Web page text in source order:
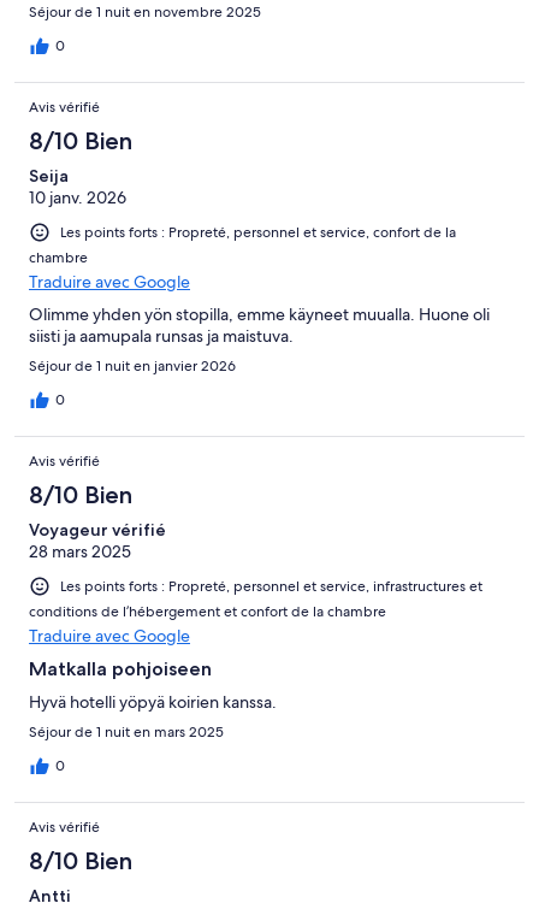
Séjour de 1 nuit en novembre 2025
0
Avis vérifié
8/10 Bien
Seija
10 janv. 2026
Les points forts : Propreté, personnel et service, confort de la
chambre
Traduire avec Google
Olimme yhden yön stopilla, emme käyneet muualla. Huone oli
siisti ja aamupala runsas ja maistuva.
Séjour de 1 nuit en janvier 2026
0
Avis vérifié
8/10 Bien
Voyageur vérifié
28 mars 2025
Les points forts : Propreté, personnel et service, infrastructures et
conditions de l’hébergement et confort de la chambre
Traduire avec Google
Matkalla pohjoiseen
Hyvä hotelli yöpyä koirien kanssa.
Séjour de 1 nuit en mars 2025
0
Avis vérifié
8/10 Bien
Antti